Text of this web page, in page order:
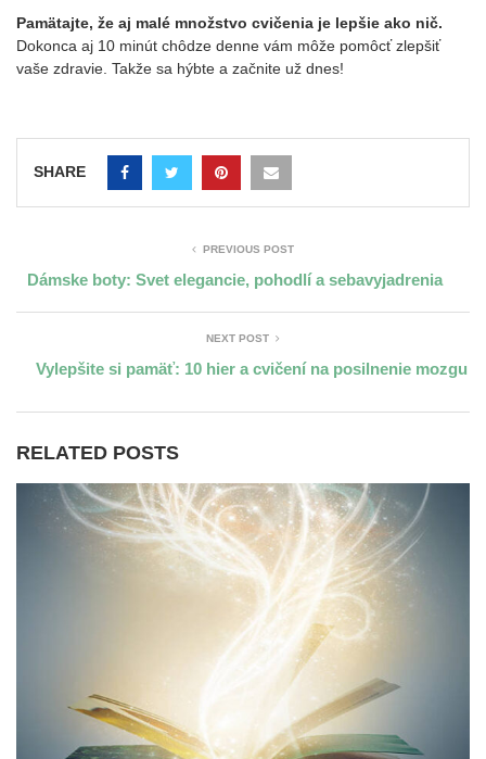
Pamätajte, že aj malé množstvo cvičenia je lepšie ako nič.
Dokonca aj 10 minút chôdze denne vám môže pomôcť zlepšiť
vaše zdravie. Takže sa hýbte a začnite už dnes!
SHARE
PREVIOUS POST
Dámske boty: Svet elegancie, pohodlí a sebavyjadrenia
NEXT POST
Vylepšite si pamäť: 10 hier a cvičení na posilnenie mozgu
RELATED POSTS